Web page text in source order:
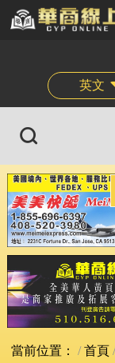
英文
當前位置： 首頁